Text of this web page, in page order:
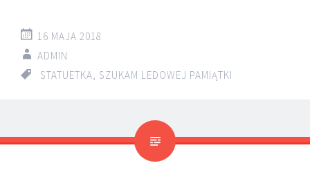
16 MAJA 2018
ADMIN
STATUETKA SZUKAM LEDOWEJ PAMIĄTKI